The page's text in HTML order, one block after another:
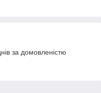
за домовленістю